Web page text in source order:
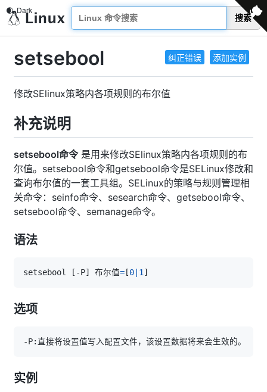
搜索
纠正错误 添加实例
setsebool
修改SElinux策略内各项规则的布尔值
补充说明
setsebool命令是用来修改SElinux策略内各项规则的布
尔值。setsebool命令和getsebool命令是SELinux修改和
查询布尔值的一套工具组。SELinux的策略与规则管理相
关命令：seinfo命令、sesearch命令、getsebool命令、
setsebool命令、semanage命令。
语法
setsebool [ -P] 布尔值= [0 1 ]
选项
实例